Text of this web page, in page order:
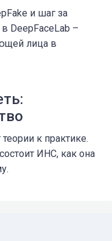
и шаг за
DeepFaceLab –
лица в
к практике.
ИНС, как она